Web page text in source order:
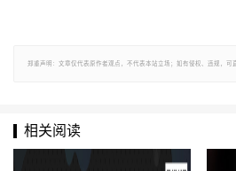
郑重声明：文章仅代表原作者观点，不代表本站立场；如有侵权、违规，可
相关阅读